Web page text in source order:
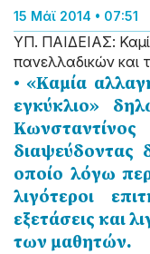
15 Μάϊ 2014 • 07:51
ΥΠ. ΠΑΙΔΕΙΑΣ:
πανελλαδικών και
• «Καμία
εγκύκλιο»
οποίο λόγω
λιγότεροι
εξετάσεις και
των μαθητών.